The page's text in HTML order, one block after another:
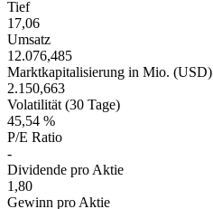
Tief
17,06
Umsatz
12.076,485
Marktkapitalisierung in Mio. (USD)
2.150,663
Volatilität (30 Tage)
45,54 %
P/E Ratio
-
Dividende pro Aktie
1,80
Gewinn pro Aktie